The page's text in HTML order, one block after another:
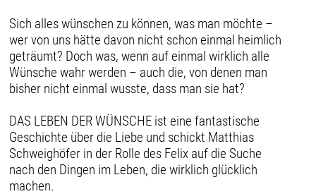
Sich alles wünschen zu können, was man möchte –
wer von uns hätte davon nicht schon einmal heimlich
geträumt? Doch was, wenn auf einmal wirklich alle
Wünsche wahr werden – auch die, von denen man
bisher nicht einmal wusste, dass man sie hat?
DAS LEBEN DER WÜNSCHE ist eine fantastische
Geschichte über die Liebe und schickt Matthias
Schweighöfer in der Rolle des Felix auf die Suche
nach den Dingen im Leben, die wirklich glücklich
machen.